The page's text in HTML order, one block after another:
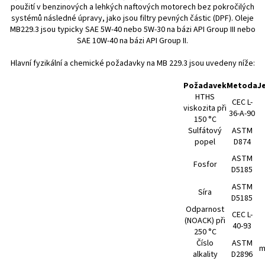
použití v benzinových a lehkých naftových motorech bez pokročilých
systémů následné úpravy, jako jsou filtry pevných částic (DPF). Oleje
MB229.3 jsou typicky SAE 5W-40 nebo 5W-30 na bázi API Group III nebo
SAE 10W-40 na bázi API Group II.
Hlavní fyzikální a chemické požadavky na MB 229.3 jsou uvedeny níže:
PožadavekMetoda
HTHS
viskozita při
150 °C
CEC L-
36-A-90
Sulfátový
popel
ASTM
D874
Fosfor
ASTM
D5185
Síra
ASTM
D5185
Odparnost
(NOACK) při
250 °C
CEC L-
40-93
Číslo
alkality
ASTM
D2896